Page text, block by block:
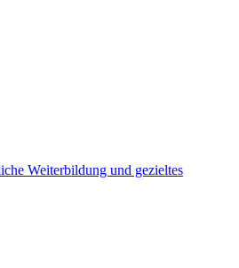
Weiterbildung und gezieltes